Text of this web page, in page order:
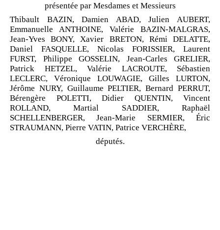
présentée par Mesdames et Messieurs
Thibault BAZIN,Damien ABAD,
Julien AUBERT,
Emmanuelle ANTHOINE,
Valérie BAZIN‑MALGRAS,
Jean‑Yves BONY, Xavier BRETON,
Rémi DELATTE,
Daniel FASQUELLE,
Nicolas FORISSIER,
Laurent
FURST,
Philippe GOSSELIN, Jean‑Carles GRELIER,
Patrick HETZEL,
Valérie LACROUTE,
Sébastien
LECLERC,
Véronique LOUWAGIE,
Gilles LURTON,
Jérôme NURY, Guillaume PELTIER, Bernard PERRUT,
Bérengère POLETTI,
Didier QUENTIN,
Vincent
ROLLAND,
Martial SADDIER,
Raphaël
SCHELLENBERGER,
Jean‑Marie SERMIER,
Éric
STRAUMANN, Pierre VATIN, Patrice VERCHÈRE,
députés.